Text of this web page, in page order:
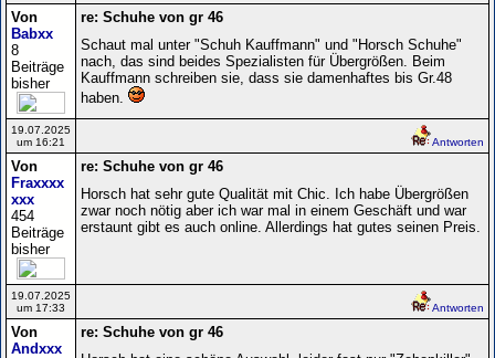
Von
Babxx
8
Beiträge
bisher
re: Schuhe von gr 46
Schaut mal unter "Schuh Kauffmann" und "Horsch Schuhe"
nach, das sind beides Spezialisten für Übergrößen. Beim
Kauffmann schreiben sie, dass sie damenhaftes bis Gr.48
haben.
19.07.2025
um 16:21
Antworten
Von
Fraxxxx
xxx
454
Beiträge
bisher
re: Schuhe von gr 46
Horsch hat sehr gute Qualität mit Chic. Ich habe Übergrößen
zwar noch nötig aber ich war mal in einem Geschäft und war
erstaunt gibt es auch online. Allerdings hat gutes seinen Preis.
19.07.2025
um 17:33
Antworten
Von
Andxxx
re: Schuhe von gr 46